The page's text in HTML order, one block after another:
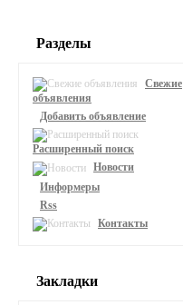
Разделы
Свежие
объявления
Добавить объявление
Расширенный поиск
Новости
Информеры
Rss
Контакты
Закладки